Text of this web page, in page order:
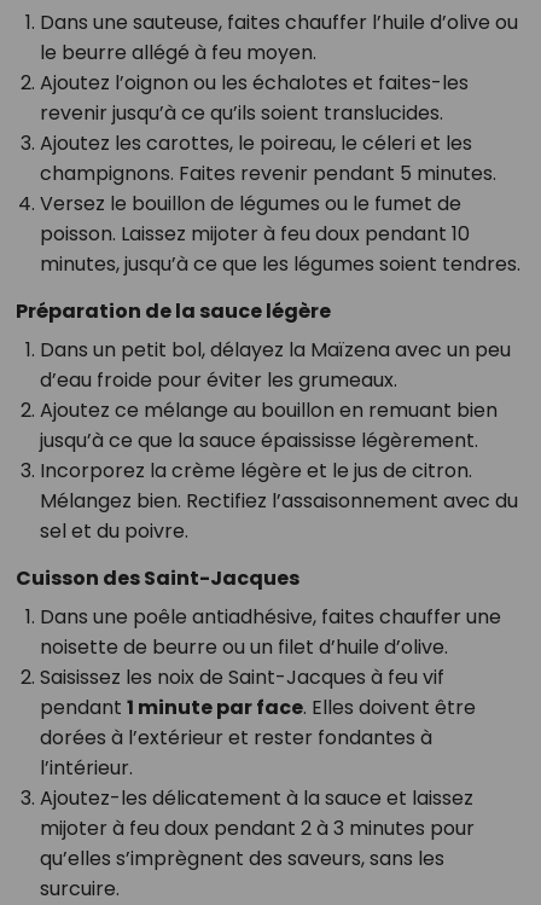
Dans une sauteuse, faites chauffer l’huile d’olive ou
le beurre allégé à feu moyen.
Ajoutez l’oignon ou les échalotes et faites-les
revenir jusqu’à ce qu’ils soient translucides.
Ajoutez les carottes, le poireau, le céleri et les
champignons. Faites revenir pendant 5 minutes.
Versez le bouillon de légumes ou le fumet de
poisson. Laissez mijoter à feu doux pendant 10
minutes, jusqu’à ce que les légumes soient tendres.
Préparation de la sauce légère
Dans un petit bol, délayez la Maïzena avec un peu
d’eau froide pour éviter les grumeaux.
Ajoutez ce mélange au bouillon en remuant bien
jusqu’à ce que la sauce épaississe légèrement.
Incorporez la crème légère et le jus de citron.
Mélangez bien. Rectifiez l’assaisonnement avec du
sel et du poivre.
Cuisson des Saint-Jacques
Dans une poêle antiadhésive, faites chauffer une
noisette de beurre ou un filet d’huile d’olive.
Saisissez les noix de Saint-Jacques à feu vif
pendant 1 minute par face. Elles doivent être
dorées à l’extérieur et rester fondantes à
l’intérieur.
Ajoutez-les délicatement à la sauce et laissez
mijoter à feu doux pendant 2 à 3 minutes pour
qu’elles s’imprègnent des saveurs, sans les
surcuire.